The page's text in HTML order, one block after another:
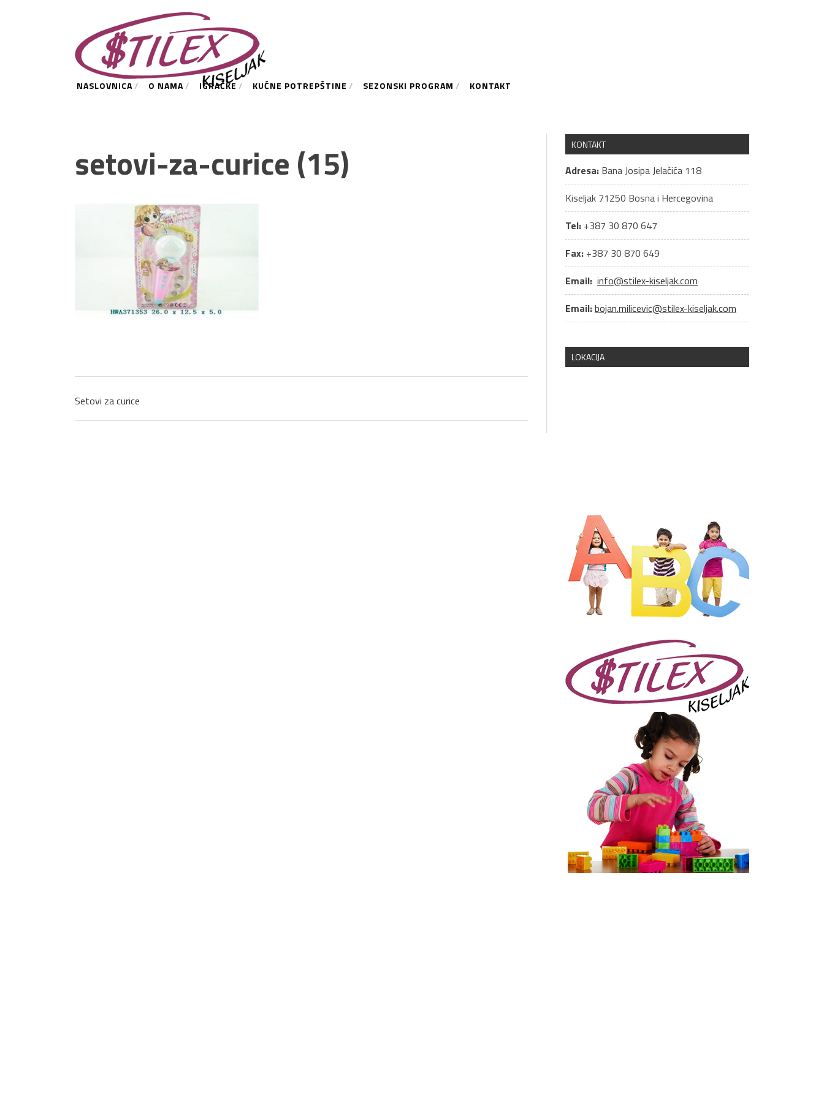
NASLOVNICA O NAMA IGRAČKE KUĆNE POTREPŠTINE SEZONSKI PROGRAM KONTAKT
setovi-za-curice (15)
Setovi za curice
KONTAKT
Adresa: Bana Josipa Jelačića 118
Kiseljak 71250 Bosna i Hercegovina
Tel: +387 30 870 647
Fax: +387 30 870 649
Email: info@stilex-kiseljak.com
Email:bojan.milicevic@stilex-kiseljak.com
LOKACIJA